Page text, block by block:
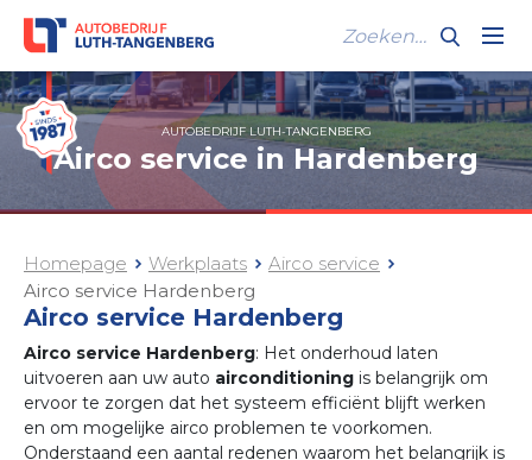
AUTOBEDRIJF LUTH-TANGENBERG
Airco service in Hardenberg
Homepage Werkplaats
Airco service
Airco service Hardenberg
Airco service Hardenberg
Airco service Hardenberg: Het onderhoud laten
uitvoeren aan uw auto airconditioning is belangrijk om
ervoor te zorgen dat het systeem efficiënt blijft werken
en om mogelijke airco problemen te voorkomen.
Onderstaand een aantal redenen waarom het belangrijk is